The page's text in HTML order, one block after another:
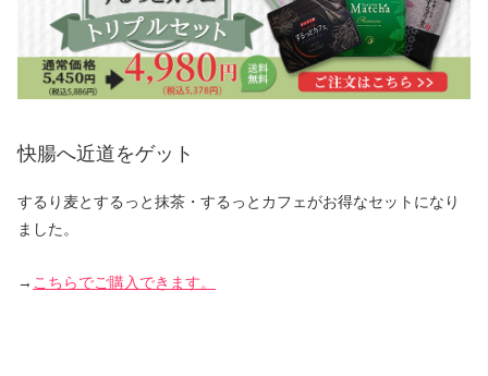
快腸へ近道をゲット
するり麦とするっと抹茶・するっとカフェがお得なセットになり
ました。
→ こちらでご購入できます。